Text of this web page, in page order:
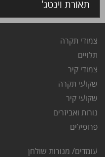
תאורת וינטג'
צמודי תקרה
תלויים
צמודי קיר
שקועי תקרה
שקועי קיר
נורות ואביזרים
פרופילים
עומדים/ מנורות שולחן